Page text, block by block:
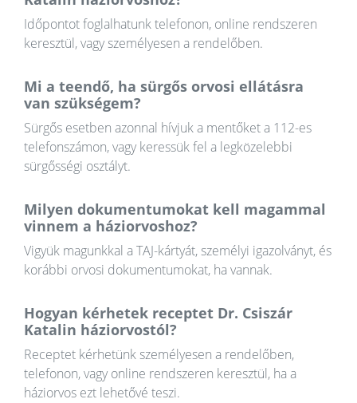
Időpontot foglalhatunk telefonon, online rendszeren
keresztül, vagy személyesen a rendelőben.
Mi a teendő, ha sürgős orvosi ellátásra
van szükségem?
Sürgős esetben azonnal hívjuk a mentőket a 112-es
telefonszámon, vagy keressük fel a legközelebbi
sürgősségi osztályt.
Milyen dokumentumokat kell magammal
vinnem a háziorvoshoz?
Vigyük magunkkal a TAJ-kártyát, személyi igazolványt, és
korábbi orvosi dokumentumokat, ha vannak.
Hogyan kérhetek receptet Dr. Csiszár
Katalin háziorvostól?
Receptet kérhetünk személyesen a rendelőben,
telefonon, vagy online rendszeren keresztül, ha a
háziorvos ezt lehetővé teszi.